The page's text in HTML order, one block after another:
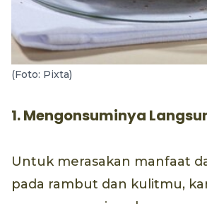
(Foto: Pixta)
1. Mengonsuminya
Untuk merasakan manfaat
pada rambut dan kulitmu,